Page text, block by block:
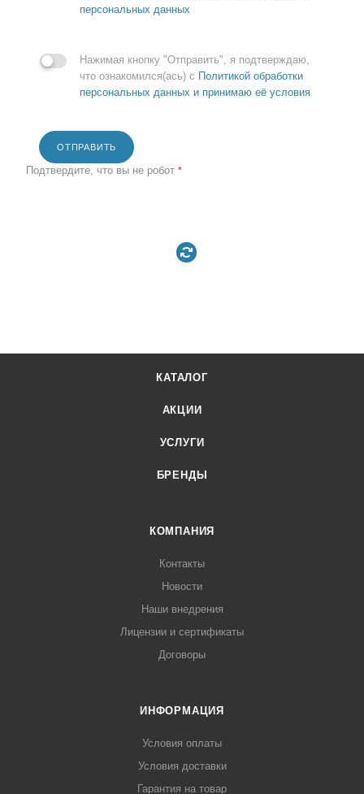
персональных данных
Нажимая кнопку "Отправить", я подтверждаю,
что ознакомился(ась) с Политикой обработки
персональных данных и принимаю её условия
ОТПРАВИТЬ
Подтвердите, что вы не робот *
КАТАЛОГ
АКЦИИ
УСЛУГИ
БРЕНДЫ
КОМПАНИЯ
Контакты
Новости
Наши внедрения
Лицензии и сертификаты
Договоры
ИНФОРМАЦИЯ
Условия оплаты
Условия доставки
Гарантия на товар